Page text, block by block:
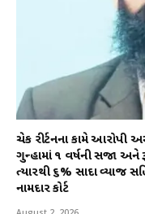
ચેક રીર્ટનના કામે
ગુન્હામાં ૧ વર્ષની સજા અને
ત્યારથી ૬% સાદા વ્યાજ
નામદાર કોર્ટ